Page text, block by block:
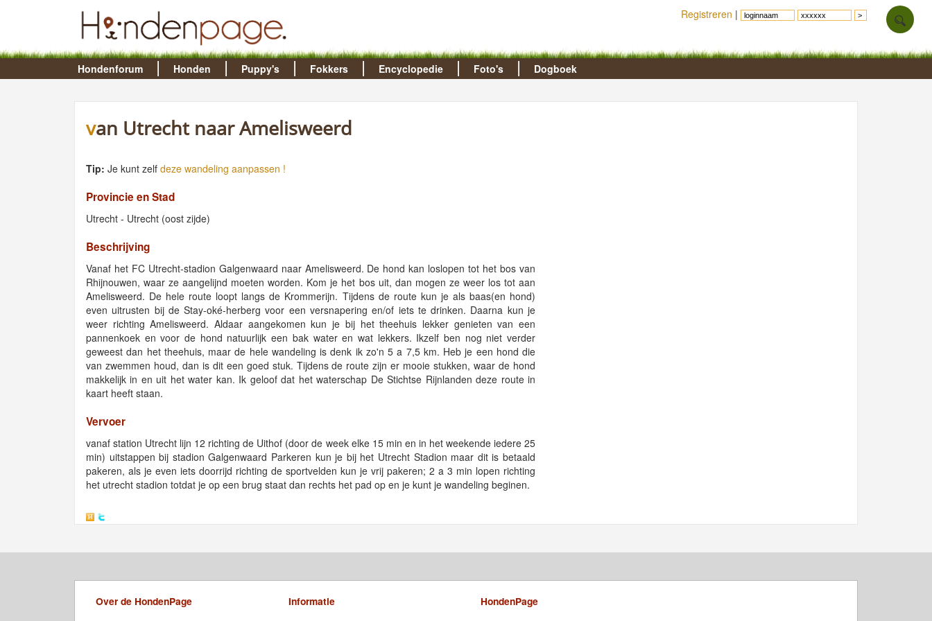
Hondenforum Honden Puppy's Fokkers Encyclopedie Foto's Dogboek
van Utrecht naar Amelisweerd
Tip: Je kunt zelf deze wandeling aanpassen !
Provincie en Stad
Utrecht - Utrecht (oost zijde)
Beschrijving
Vanaf het FC Utrecht-stadion Galgenwaard naar Amelisweerd. De hond kan loslopen tot het bos van
Rhijnouwen, waar ze aangelijnd moeten worden. Kom je het bos uit, dan mogen ze weer los tot aan
Amelisweerd. De hele route loopt langs de Krommerijn. Tijdens de route kun je als baas(en hond)
even uitrusten bij de Stay-oké-herberg voor een versnapering en/of iets te drinken. Daarna kun je
weer richting Amelisweerd. Aldaar aangekomen kun je bij het theehuis lekker genieten van een
pannenkoek en voor de hond natuurlijk een bak water en wat lekkers. Ikzelf ben nog niet verder
geweest dan het theehuis, maar de hele wandeling is denk ik zo'n 5 a 7,5 km. Heb je een hond die
van zwemmen houd, dan is dit een goed stuk. Tijdens de route zijn er mooie stukken, waar de hond
makkelijk in en uit het water kan. Ik geloof dat het waterschap De Stichtse Rijnlanden deze route in
kaart heeft staan.
Vervoer
vanaf station Utrecht lijn 12 richting de Uithof (door de week elke 15 min en in het weekende iedere 25
min) uitstappen bij stadion Galgenwaard Parkeren kun je bij het Utrecht Stadion maar dit is betaald
pakeren, als je even iets doorrijd richting de sportvelden kun je vrij pakeren; 2 a 3 min lopen richting
het utrecht stadion totdat je op een brug staat dan rechts het pad op en je kunt je wandeling beginen.
Registreren |
Over de HondenPage Informatie HondenPage